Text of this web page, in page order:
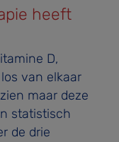
heeft
D,
van elkaar
maar deze
statistisch
de drie